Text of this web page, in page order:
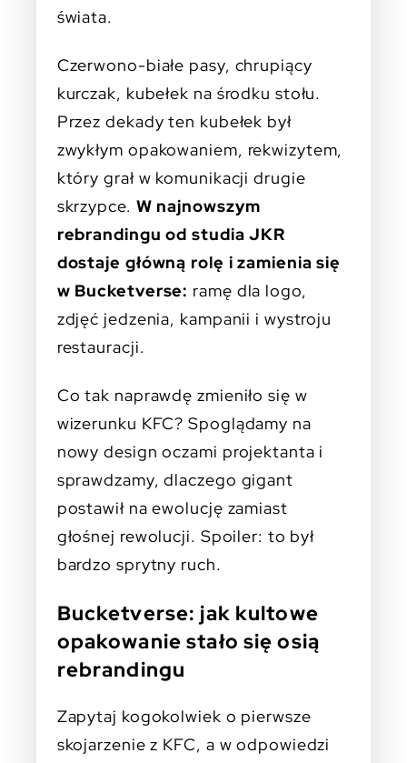
świata.
Czerwono-białe pasy, chrupiący
kurczak, kubełek na środku stołu.
Przez dekady ten kubełek był
zwykłym opakowaniem, rekwizytem,
który grał w komunikacji drugie
skrzypce. W najnowszym
rebrandingu od studia JKR
dostaje główną rolę i zamienia się
w Bucketverse: ramę dla logo,
zdjęć jedzenia, kampanii i wystroju
restauracji.
Co tak naprawdę zmieniło się w
wizerunku KFC? Spoglądamy na
nowy design oczami projektanta i
sprawdzamy, dlaczego gigant
postawił na ewolucję zamiast
głośnej rewolucji. Spoiler: to był
bardzo sprytny ruch.
Bucketverse: jak kultowe
opakowanie stało się osią
rebrandingu
Zapytaj kogokolwiek o pierwsze
skojarzenie z KFC, a w odpowiedzi